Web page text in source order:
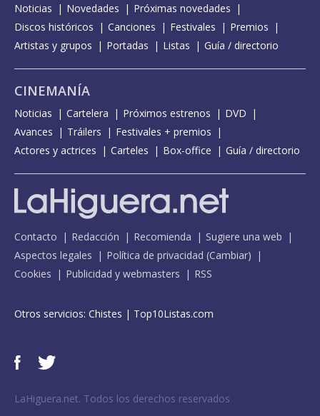
Noticias Novedades
Próximas novedades
Discos históricos
Canciones Festivales
Premios
Artistas y grupos
Portadas Listas Guía / directorio
CINEMANÍA
Noticias Cartelera Próximos estrenos
DVD
Avances
Tráilers
Festivales + premios
Actores y actrices
Carteles Box-office Guía / directorio
Contacto Redacción Recomienda
Sugiere una web
Aspectos legales
Política de privacidad (Cambiar)
Cookies
Publicidad y webmasters RSS
Otros servicios: Chistes | Top10Listas.com
LaHiguera.net. Todos los derechos reservados